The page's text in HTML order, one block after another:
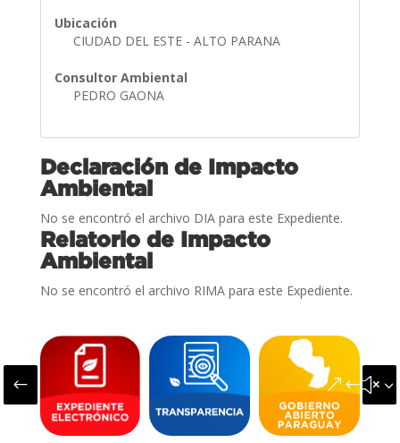
Ubicación
CIUDAD DEL ESTE - ALTO PARANA
Consultor Ambiental
PEDRO GAONA
Declaración de Impacto
Ambiental
No se encontró el archivo DIA para este Expediente.
Relatorio de Impacto
Ambiental
No se encontró el archivo RIMA para este Expediente.
#